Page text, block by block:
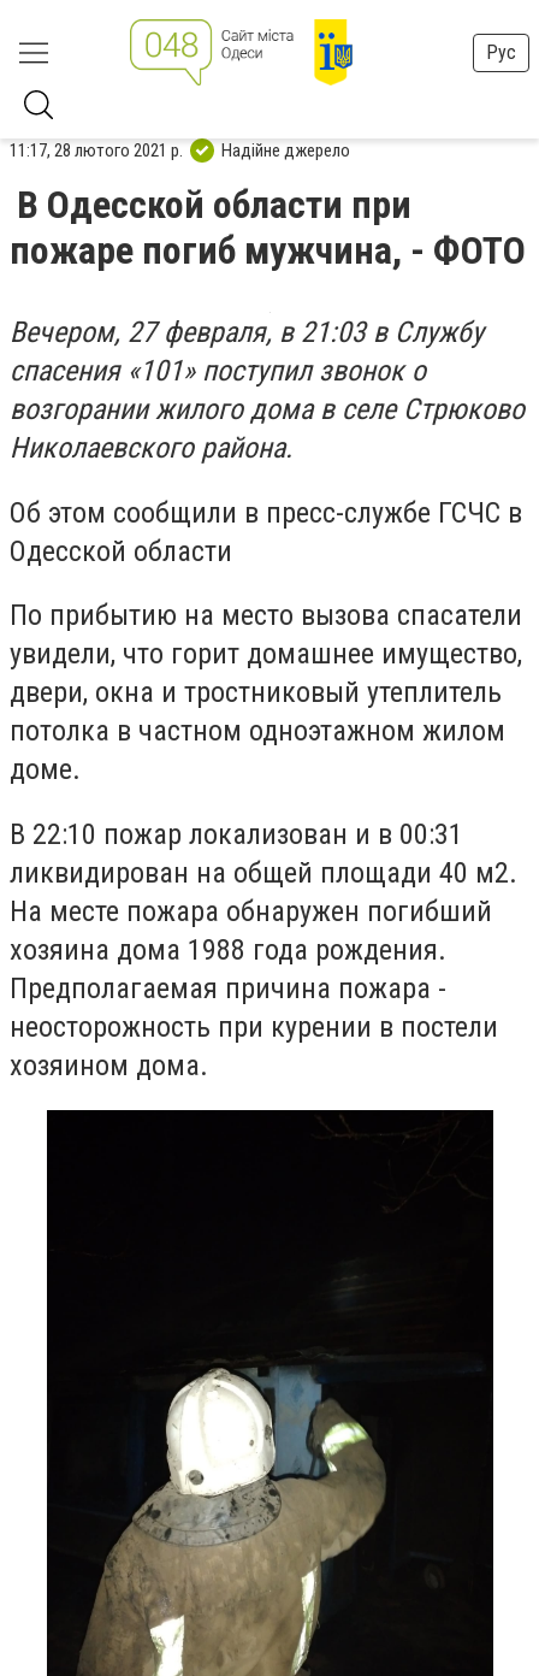
Рус
11:17, 28 лютого 2021 р. Надійне джерело
В Одесской области при
пожаре погиб мужчина, - ФОТО
Вечером, 27 февраля, в 21:03 в Службу
спасения «101» поступил звонок о
возгорании жилого дома в селе Стрюково
Николаевского района.
Об этом сообщили в пресс-службе ГСЧС в
Одесской области
По прибытию на место вызова спасатели
увидели, что горит домашнее имущество,
двери, окна и тростниковый утеплитель
потолка в частном одноэтажном жилом
доме.
В 22:10 пожар локализован и в 00:31
ликвидирован на общей площади 40 м2.
На месте пожара обнаружен погибший
хозяина дома 1988 года рождения.
Предполагаемая причина пожара -
неосторожность при курении в постели
хозяином дома.